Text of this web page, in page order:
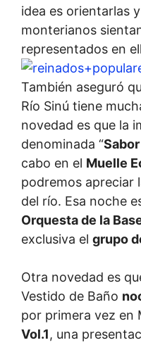
idea es orientarlas
monterianos
representados en
También aseguró
Río Sinú tiene
novedad es que la
denominada “
cabo en el Muelle
podremos apreciar
del río. Esa noche
Orquesta de la
exclusiva el grupo
Otra novedad es
Vestido de Baño
por primera vez en
Vol.1, una